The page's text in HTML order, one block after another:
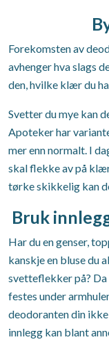
Forekomsten av
avhenger hva slags
den, hvilke klær du
Svetter du mye kan
Apoteker har
mer enn normalt. I
skal flekke av på
tørke skikkelig kan
Bruk
Har du en genser,
kanskje en bluse du
svetteflekker på?
festes under
deodoranten din
innlegg kan blant